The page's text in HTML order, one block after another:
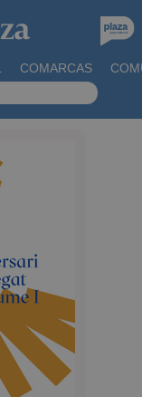
COMARCAS